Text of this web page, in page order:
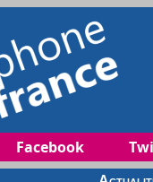
Facebook